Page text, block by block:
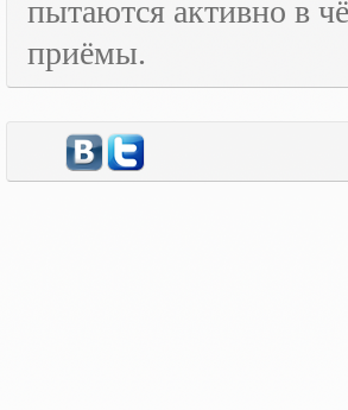
пытаются активно в
приёмы.